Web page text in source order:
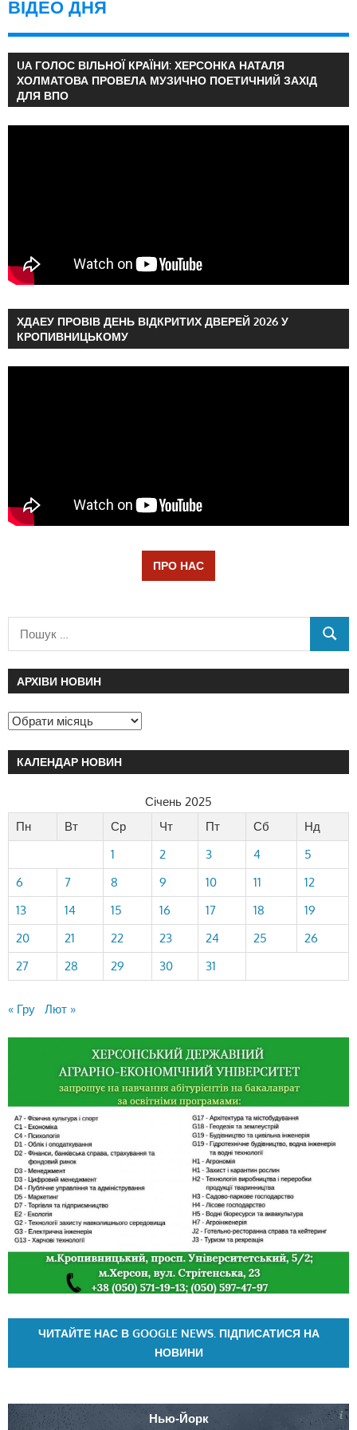
ВІДЕО ДНЯ
UA ГОЛОС ВІЛЬНОЇ КРАЇНИ: ХЕРСОНКА НАТАЛЯ
ХОЛМАТОВА ПРОВЕЛА МУЗИЧНО ПОЕТИЧНИЙ ЗАХІД
ДЛЯ ВПО
ХДАЕУ ПРОВІВ ДЕНЬ ВІДКРИТИХ ДВЕРЕЙ 2026 У
КРОПИВНИЦЬКОМУ
ПРО НАС
АРХІВИ НОВИН
КАЛЕНДАР НОВИН
Січень 2025
Пн
Вт Ср Чт Пт Сб
Нд
1
2 3 4
5
6
7 8 9 10 11
12
13
14 15 16 17 18
19
20
21 22 23 24 25
26
27
28 29 30 31
« Гру Лют »
ЧИТАЙТЕ НАС В GOOGLE NEWS. ПІДПИСАТИСЯ НА
НОВИНИ
Нью-Йорк